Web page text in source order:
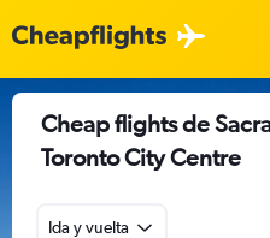
Cheap flights de
Toronto City Centre
Ida y vuelta